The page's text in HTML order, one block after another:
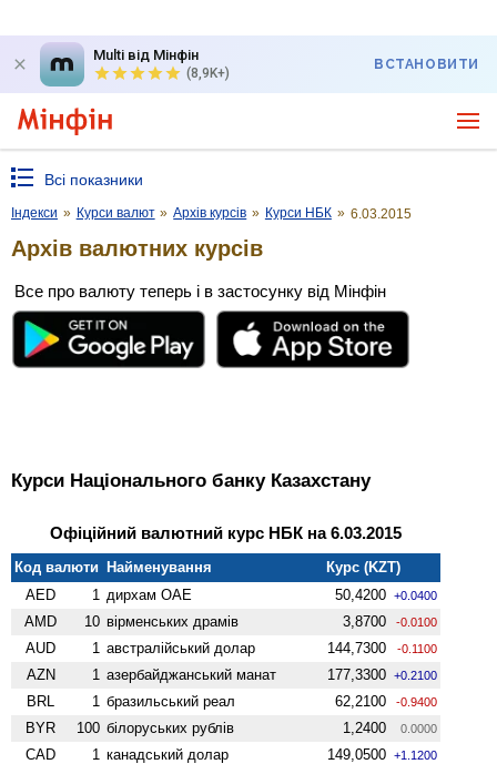
Multi від Мінфін
(8,9K+)
ВСТАНОВИТИ
Всі показники
Індекси » Курси валют » Архів курсів » Курси НБК » 6.03.2015
Архів валютних курсів
Все про валюту теперь і в застосунку від Мінфін
Курси Національного банку Казахстану
Офіційний валютний курс НБК на 6.03.2015
Код валюти Найменування
Курс (KZT)
AED
1 дирхам ОАЕ 50,4200 +0.0400
AMD 10 вiрменських драмів 3,8700 -0.0100
AUD 1 австралійський долар 144,7300 -0.1100
AZN 1 азербайджанський манат 177,3300 +0.2100
BRL 1 бразильський реал 62,2100 -0.9400
BYR 100 білоруських рублів 1,2400 0.0000
CAD 1 канадський долар 149,0500 +1.1200